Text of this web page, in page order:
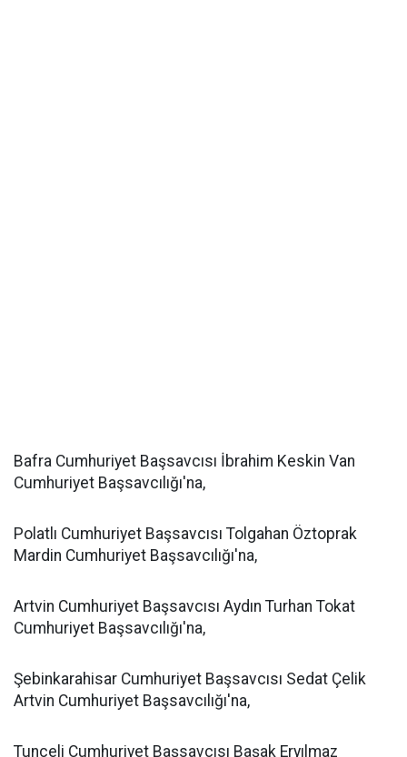
Bafra Cumhuriyet Başsavcısı İbrahim Keskin Van
Cumhuriyet Başsavcılığı'na,
Polatlı Cumhuriyet Başsavcısı Tolgahan Öztoprak
Mardin Cumhuriyet Başsavcılığı'na,
Artvin Cumhuriyet Başsavcısı Aydın Turhan Tokat
Cumhuriyet Başsavcılığı'na,
Şebinkarahisar Cumhuriyet Başsavcısı Sedat Çelik
Artvin Cumhuriyet Başsavcılığı'na,
Tunceli Cumhuriyet Başsavcısı Başak Eryılmaz